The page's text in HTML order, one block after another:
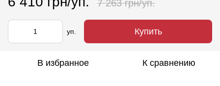
7 263 грн/уп.
уп. Купить
В избранное К сравнению